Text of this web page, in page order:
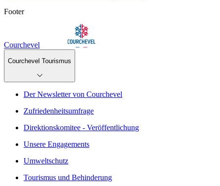
Footer
Courchevel
Courchevel Tourismus
Der Newsletter von Courchevel
Zufriedenheitsumfrage
Direktionskomitee - Veröffentlichung
Unsere Engagements
Umweltschutz
Tourismus und Behinderung